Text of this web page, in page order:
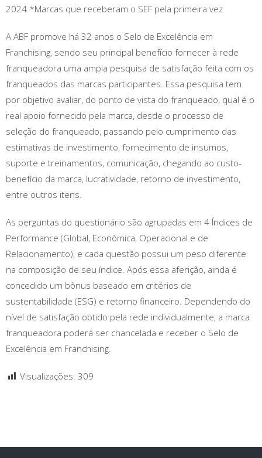
2024 *Marcas que receberam o SEF pela primeira vez
A ABF promove há 32 anos o Selo de Excelência em
Franchising, sendo seu principal benefício fornecer à rede
franqueadora uma ampla pesquisa de satisfação feita com os
franqueados das marcas participantes. Essa pesquisa tem
por objetivo avaliar, do ponto de vista do franqueado, qual é o
real apoio fornecido pela marca, desde o processo de
seleção do franqueado, passando pelo cumprimento das
estimativas de investimento, fornecimento de insumos,
suporte e treinamentos, comunicação, chegando ao custo-
benefício da marca, lucratividade, retorno de investimento,
entre outros itens.
As perguntas do questionário são agrupadas em 4 Índices de
Performance (Global, Econômica, Operacional e de
Relacionamento), e cada questão possui um peso diferente
na composição de seu índice. Após essa aferição, ainda é
concedido um bônus baseado em critérios de
sustentabilidade (ESG) e retorno financeiro. Dependendo do
nível de satisfação obtido pela rede individualmente, a marca
franqueadora poderá ser chancelada e receber o Selo de
Excelência em Franchising.
Visualizações: 309